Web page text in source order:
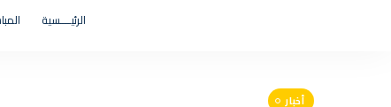
الرئيــــسية
أخبار